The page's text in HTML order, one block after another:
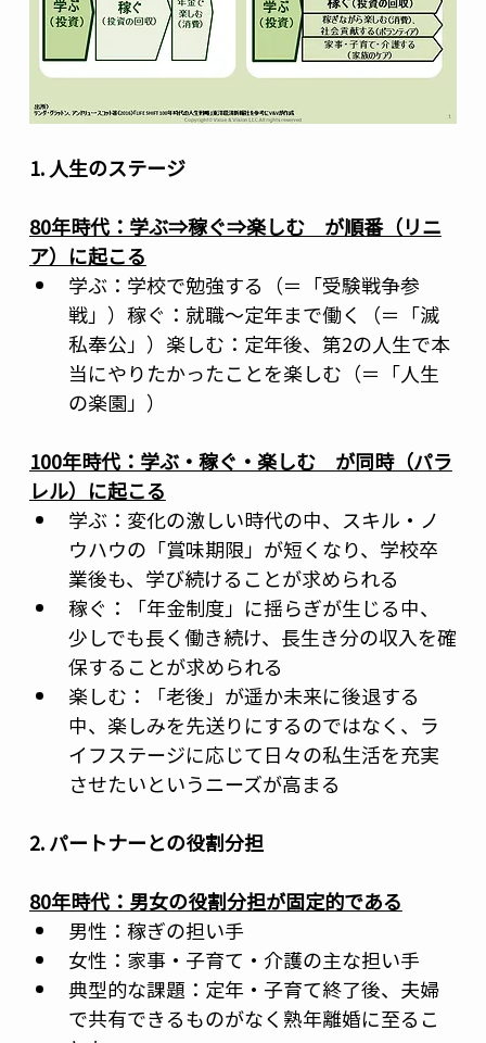
1. 人生のステージ
80年時代：学ぶ⇒稼ぐ⇒楽しむ　が順番（リニ
ア）に起こる
学ぶ：学校で勉強する（＝「受験戦争参
戦」）稼ぐ：就職～定年まで働く（＝「滅
私奉公」）楽しむ：定年後、第2の人生で本
当にやりたかったことを楽しむ（＝「人生
の楽園」）
100年時代：学ぶ・稼ぐ・楽しむ　が同時（パラ
レル）に起こる
学ぶ：変化の激しい時代の中、スキル・ノ
ウハウの「賞味期限」が短くなり、学校卒
業後も、学び続けることが求められる
稼ぐ：「年金制度」に揺らぎが生じる中、
少しでも長く働き続け、長生き分の収入を確
保することが求められる
楽しむ：「老後」が遥か未来に後退する
中、楽しみを先送りにするのではなく、ラ
イフステージに応じて日々の私生活を充実
させたいというニーズが高まる
2. パートナーとの役割分担
80年時代：男女の役割分担が固定的である
男性：稼ぎの担い手
女性：家事・子育て・介護の主な担い手
典型的な課題：定年・子育て終了後、夫婦
で共有できるものがなく熟年離婚に至るこ